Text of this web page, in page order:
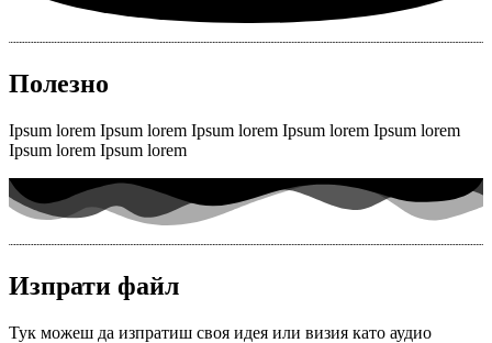
Полезно
Ipsum lorem Ipsum lorem Ipsum lorem Ipsum lorem Ipsum lorem
Ipsum lorem Ipsum lorem
Изпрати файл
Тук можеш да изпратиш своя идея или визия като аудио